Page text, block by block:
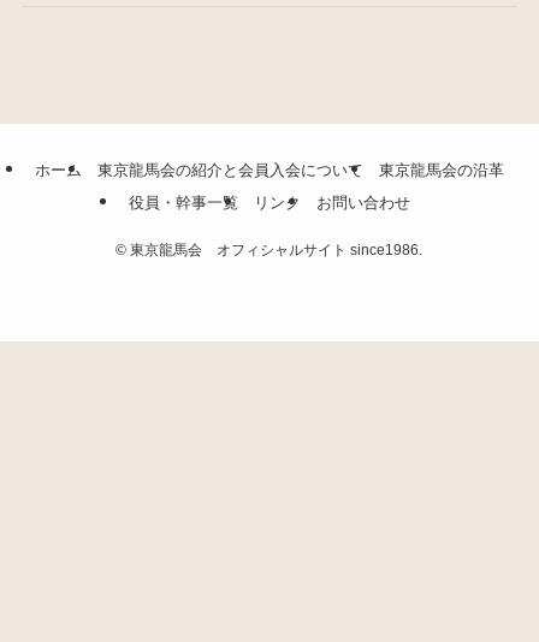
ホーム 東京龍馬会の紹介と会員入会について
東京龍馬会の沿革
役員・幹事一覧
リンク お問い合わせ
© 東京龍馬会 オフィシャルサイト since1986.